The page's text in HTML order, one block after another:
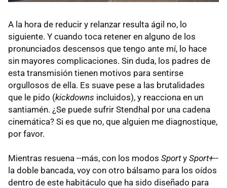
A la hora de reducir y relanzar resulta ágil no, lo
siguiente. Y cuando toca retener en alguno de los
pronunciados descensos que tengo ante mí, lo hace
sin mayores complicaciones. Sin duda, los padres de
esta transmisión tienen motivos para sentirse
orgullosos de ella. Es suave pese a las brutalidades
que le pido (kickdowns incluidos), y reacciona en un
santiamén. ¿Se puede sufrir Stendhal por una cadena
cinemática? Si es que no, que alguien me diagnostique,
por favor.
Mientras resuena --más, con los modos Sporty Sport+--
la doble bancada, voy con otro bálsamo para los oídos
dentro de este habitáculo que ha sido diseñado para